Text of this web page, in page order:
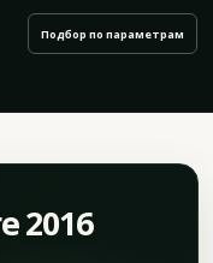
Подбор по параметрам
2016